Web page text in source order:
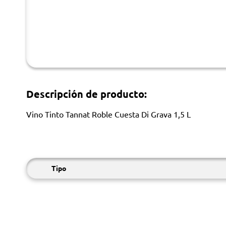
Descripción de producto:
Vino Tinto Tannat Roble Cuesta Di Grava 1,5 L
Tipo